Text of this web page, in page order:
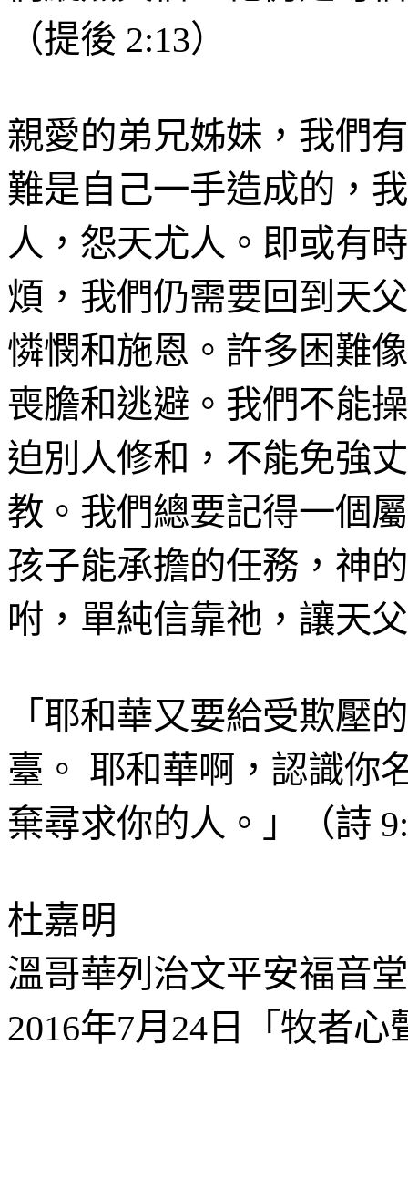
（提後 2:13）
親愛的弟兄姊妹，我們
難是自己一手造成的，
人，怨天尤人。即或有
煩，我們仍需要回到天
憐憫和施恩。許多困難
喪膽和逃避。我們不能
迫別人修和，不能免強
教。我們總要記得一個
孩子能承擔的任務，神
咐，單純信靠祂 ，讓天
「耶和華又要給受欺壓
臺。 耶和華啊，認識你
棄尋求你的人。」
（詩
杜嘉明
溫哥華列治文平安福音
2016年7月 24 日「牧者心